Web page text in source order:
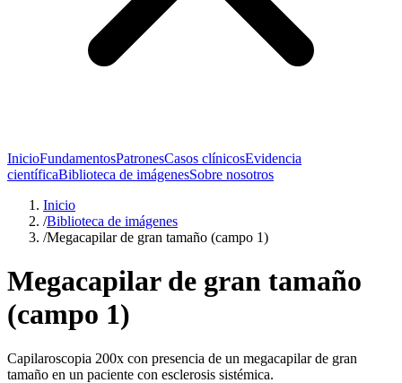
InicioFundamentosPatronesCasos clínicosEvidencia
científicaBiblioteca de imágenesSobre nosotros
Inicio
/Biblioteca de imágenes
/Megacapilar de gran tamaño (campo 1)
Megacapilar de gran tamaño
(campo 1)
Capilaroscopia 200x con presencia de un megacapilar de gran
tamaño en un paciente con esclerosis sistémica.